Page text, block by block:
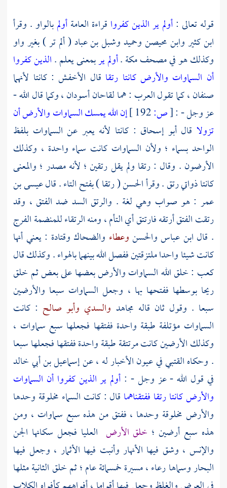
قوله تعالى :أولم ير الذين كفروا قراءة العامةأولمبالواو . وقرأ
ابن كثيروابن محيصنوحميدوشبل بن عباد( ألم تر ) بغير واو
وكذلك هو في مصحفمكة.أولم يربمعنى يعلم .الذين كفروا
أن السماوات والأرض كانتا رتقا قال الأخفش : كانتا لأنهما
صنفان ، كما تقول العرب : هما لقاحان أسودان ، وكما قال الله -
عز وجل - :[ص:
إن الله يمسك السماوات والأرض أن
تزولا قالأبو إسحاق : كانتا لأنه يعبر عن السماوات بلفظ
الواحد بسماء ؛ ولأن السماوات كانت سماء واحدة ، وكذلك
الأرضون . وقال : رتقا ولم يقل رتقين ؛ لأنه مصدر ؛ والمعنى
كانتا ذواتي رتق . وقرأالحسن( رتقا ) بفتح التاء . قالعيسى بن
عمر : هو صواب وهي لغة . والرتق السد ضد الفتق ، وقد
رتقت الفتق أرتقه فارتتق أي التأم ، ومنه الرتقاء للمنضمة الفرج
. قال ابن عباسوالحسنوعطاء والضحاك وقتادة : يعني أنها
كانت شيئا واحدا ملتزقتين ففصل الله بينهما بالهواء . وكذلك قال
كعب : خلق الله السماوات والأرض بعضها على بعض ثم خلق
ريحا بوسطها ففتحها بها ، وجعل السماوات سبعا والأرضين
سبعا . وقول ثان قاله مجاهد والسدي وأبو صالح : كانت
السماوات مؤتلفة طبقة واحدة ففتقها فجعلها سبع سماوات ،
وكذلك الأرضين كانت مرتتقة طبقة واحدة ففتقها فجعلها سبعا
. وحكاهالقتبيفي عيون الأخبار له ، عنإسماعيل بن أبي خالد
في قول الله - عز وجل - : أولم ير الذين كفروا أن السماوات
والأرض كانتا رتقا ففتقناهما قال : كانت السماء مخلوقة وحدها
والأرض مخلوقة وحدها ، ففتق من هذه سبع سماوات ، ومن
هذه سبع أرضين ؛ خلق الأرض العليا فجعل سكانها الجن
والإنس ، وشق فيها الأنهار وأنبت فيها الأثمار ، وجعل فيها
البحار وسماها رعاء ، مسيرة خمسمائة عام ؛ ثم خلق الثانية مثلها